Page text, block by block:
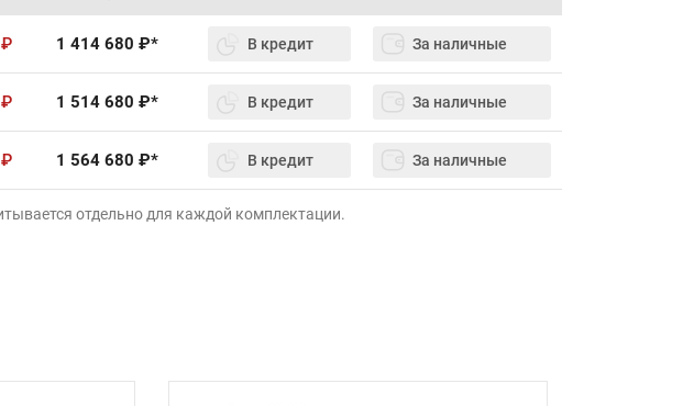
₽ 1 414 680 ₽* В кредит За наличные
₽ 1 514 680 ₽* В кредит За наличные
₽ 1 564 680 ₽* В кредит За наличные
отдельно для каждой комплектации.